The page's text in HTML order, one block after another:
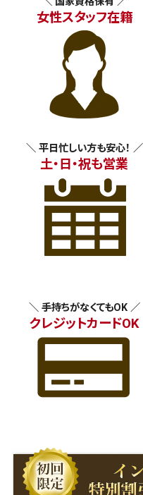
女性スタッフ在籍
＼ 平日忙しい方も安心！ ／
土・日・祝も営業
＼ 手持ちがなくてもOK ／
クレジットカードOK